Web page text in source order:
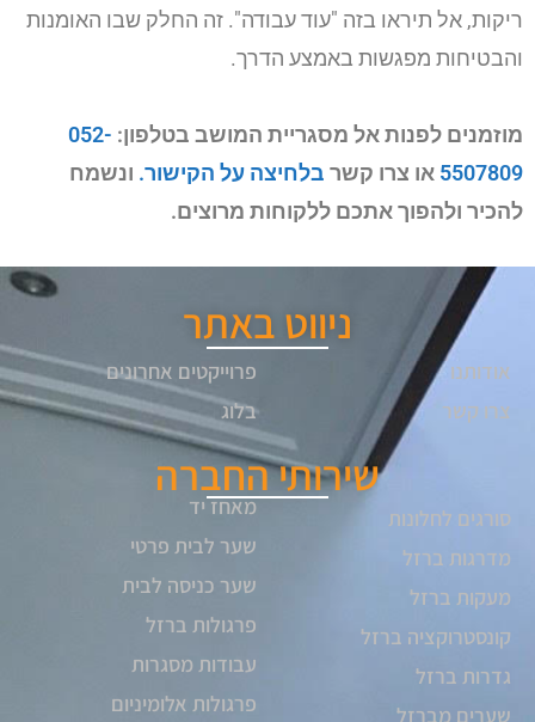
ריקות, אל תיראו בזה "עוד עבודה". זה החלק שבו האומנות
והבטיחות מפגשות באמצע הדרך.
מוזמנים לפנות אל מסגריית המושב בטלפון: 052-
5507809 או צרו קשר בלחיצה על הקישור. ונשמח
להכיר ולהפוך אתכם ללקוחות מרוצים.
ניווט באתר
אודותנו
צרו קשר
פרוייקטים אחרונים
בלוג
שירותי החברה
סורגים לחלונות
מדרגות ברזל
מעקות ברזל
קונסטרוקציה ברזל
גדרות ברזל
שערים מברזל
מאחז יד
שער לבית פרטי
שער כניסה לבית
פרגולות ברזל
עבודות מסגרות
פרגולות אלומיניום